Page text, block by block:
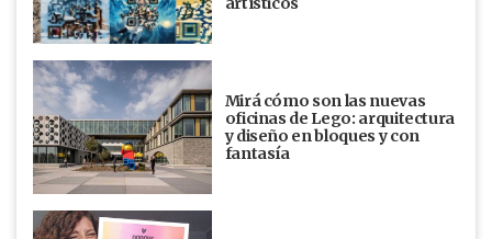
Mirá cómo son las nuevas
oficinas de Lego: arquitectura
y diseño en bloques y con
fantasía